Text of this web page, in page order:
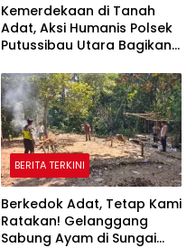
Kemerdekaan di Tanah
Adat, Aksi Humanis Polsek
Putussibau Utara Bagikan
Rumah Betang
BERITA TERKINI
Berkedok Adat, Tetap Kami
Ratakan! Gelanggang
Sabung Ayam di Sungai